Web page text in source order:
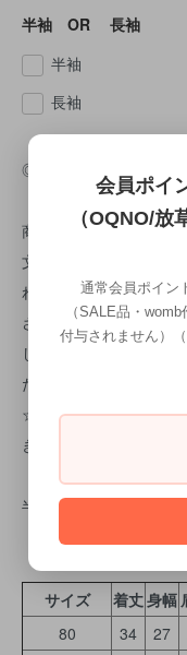
半袖 OR 長袖
半袖
長袖
◎納期について
商品はご注文頂いた時
文受付日より約1ヵ月
ればすぐに出荷致しま
さらに10日程お時間を
してのご希望はお伺い
ださいませ。
☆手描きTシャツは1枚1
きさが異なるためご了
半袖Ｔシャツサイズ表
サイズ 着丈身幅
80
34 27
会員ポイ
（OQNO/放
通常会員ポイン
（SALE品・
付与されません）